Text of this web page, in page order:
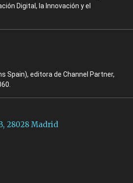
Digital, la Innovación y el
Spain), editora de Channel Partner,
28028 Madrid